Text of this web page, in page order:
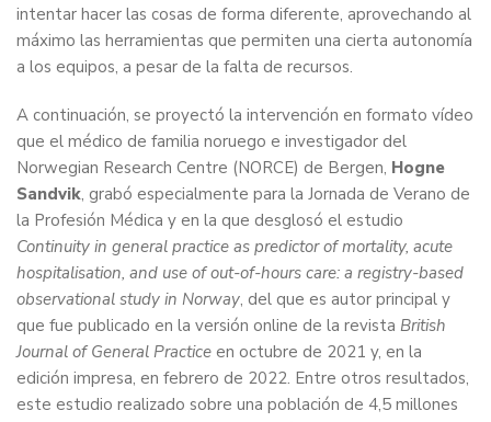
intentar hacer las cosas de forma diferente, aprovechando al
máximo las herramientas que permiten una cierta autonomía
a los equipos, a pesar de la falta de recursos.
A continuación, se proyectó la intervención en formato vídeo
que el médico de familia noruego e investigador del
Norwegian Research Centre (NORCE) de Bergen, Hogne
Sandvik, grabó especialmente para la Jornada de Verano de
la Profesión Médica y en la que desglosó el estudio
Continuity in general practice as predictor of mortality, acute
hospitalisation, and use of out-of-hours care: a registry-based
observational study in Norway, del que es autor principal y
que fue publicado en la versión online de la revista British
Journal of General Practice en octubre de 2021 y, en la
edición impresa, en febrero de 2022. Entre otros resultados,
este estudio realizado sobre una población de 4,5 millones